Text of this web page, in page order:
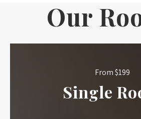
Our
From $199
Single